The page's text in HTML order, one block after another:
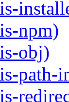
npm)
obj)
path-